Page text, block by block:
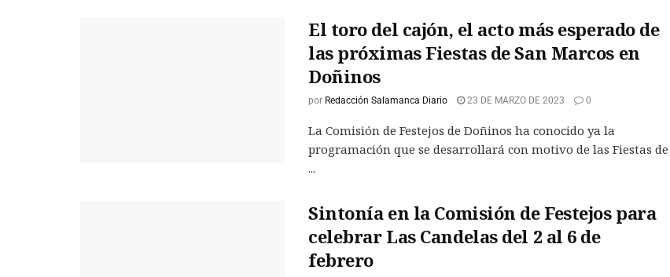
El toro del cajón, el acto más esperado de
las próximas Fiestas de San Marcos en
Doñinos
por Redacción Salamanca Diario 23 DE MARZO DE 2023 0
La Comisión de Festejos de Doñinos ha conocido ya la
programación que se desarrollará con motivo de las Fiestas de
...
Sintonía en la Comisión de Festejos para
celebrar Las Candelas del 2 al 6 de
febrero